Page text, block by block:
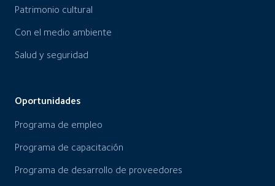
Patrimonio cultural
Con el medio ambiente
Salud y seguridad
Oportunidades
Programa de empleo
Programa de capacitación
Programa de desarrollo de proveedores